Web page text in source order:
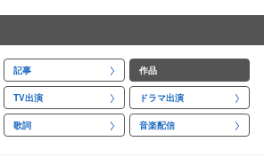
記事 作品
TV出演 ドラマ出演
歌詞 音楽配信